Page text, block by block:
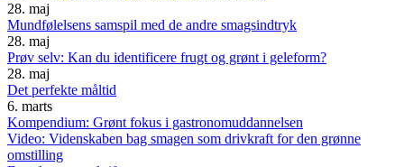
28. maj
Mundfølelsens samspil med de andre smagsindtryk
28. maj
Prøv selv: Kan du identificere frugt og grønt i geleform?
28. maj
Det perfekte måltid
6. marts
Kompendium: Grønt fokus i gastronomuddannelsen
Video: Videnskaben bag smagen som drivkraft for den grønne
omstilling